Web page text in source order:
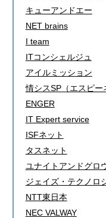
キューアンドエー
NET brains
I team
ITコンシェルジュ
アイルミッション
情シスSP（エスピー
ENGER
IT Expert service
ISFネット
タスネット
ユナイトアンドグロ
ジェイズ・テクノロ
NTT東日本
NEC VALWAY